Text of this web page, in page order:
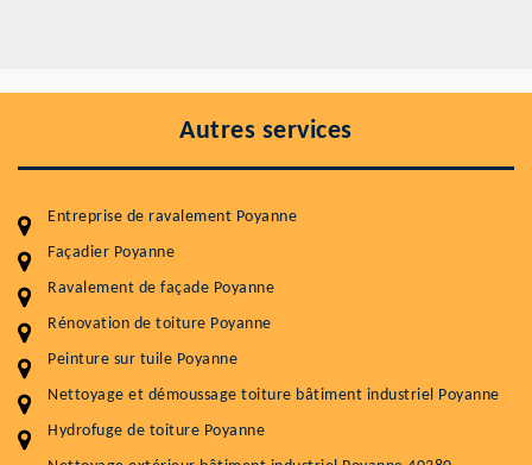
Autres services
Entreprise de ravalement Poyanne
Façadier Poyanne
Ravalement de façade Poyanne
Rénovation de toiture Poyanne
Peinture sur tuile Poyanne
Nettoyage et démoussage toiture bâtiment industriel Poyanne
Hydrofuge de toiture Poyanne
Entretenir votre toiture, c'est préserver sa
durabilité
Plus de 15 ans d'expérience en couverture et facade
Service